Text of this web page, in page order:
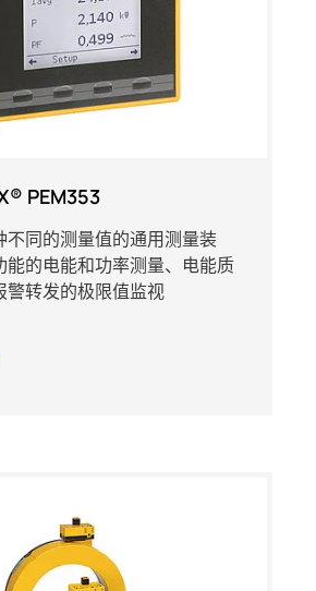
PEM353
不同的测量值的通用测量装
能的电能和功率测量、电能质
警转发的极限值监视